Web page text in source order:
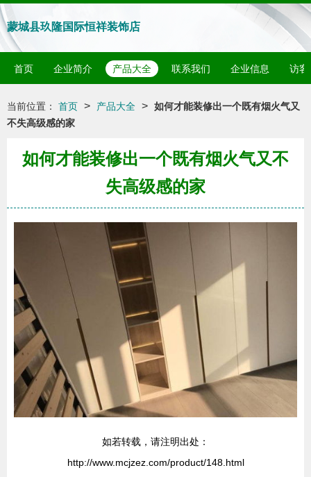
蒙城县玖隆国际恒祥装饰店
首页 企业简介 产品大全 联系我们 企业信息 访客
当前位置： 首页 > 产品大全 > 如何才能装修出一个既有烟火气又
不失高级感的家
如何才能装修出一个既有烟火气又不
失高级感的家
如若转载，请注明出处：
http://www.mcjzez.com/product/148.html